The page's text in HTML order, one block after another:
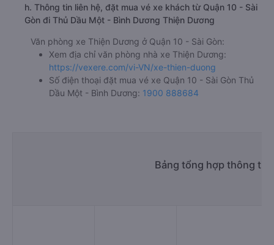
h. Thông tin liên hệ, đặt mua vé xe khách từ Quận 10 - Sài
Gòn đi Thủ Dầu Một - Bình Dương Thiện Dương
Văn phòng xe Thiện Dương ở Quận 10 - Sài Gòn:
Xem địa chỉ văn phòng nhà xe Thiện Dương:
https://vexere.com/vi-VN/xe-thien-duong
Số điện thoại đặt mua vé xe Quận 10 - Sài Gòn Thủ
Dầu Một - Bình Dương: 1900 888684
Bảng tổng hợp thông tin